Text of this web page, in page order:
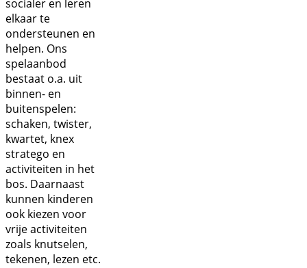
socialer en leren
elkaar te
ondersteunen en
helpen. Ons
spelaanbod
bestaat o.a. uit
binnen- en
buitenspelen:
schaken, twister,
kwartet, knex
stratego en
activiteiten in het
bos. Daarnaast
kunnen kinderen
ook kiezen voor
vrije activiteiten
zoals knutselen,
tekenen, lezen etc.